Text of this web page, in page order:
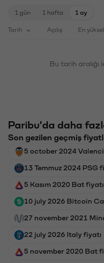
1 gün 1 hafta 1 ay
Tarih Açılış En
Bu tarih aralığı
Paribu'da daha
Son gezilen geçmiş
5 october 2024
13 Temmuz 2024 PSG
5 Kasım 2020 Bat fiyatı
10 july 2026 Bitcoin
27 november 2021
22 july 2026 Italy fiyatı
5 november 2020 Bat